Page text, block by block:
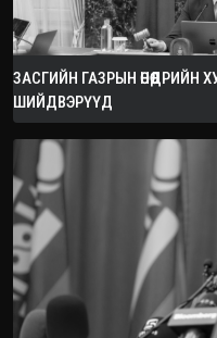
ЗАСГИЙН ГАЗРЫН
ШИЙДВЭРҮҮД